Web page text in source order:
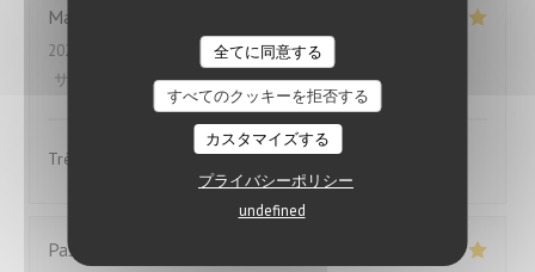
全てに同意する
すべてのクッキーを拒否する
カスタマイズする
プライバシーポリシー
undefined
Marie
2024-04-27
- 12:00 - ゲスト 2
サービス
雰囲気:5/5 メニュー:5/5 品質-価格
Très bon accueil. Un délice pour les papilles.
Pascal